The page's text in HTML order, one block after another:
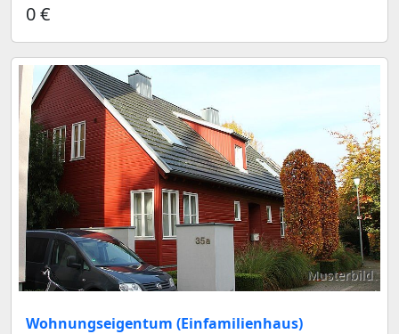
0 €
Musterbild
Wohnungseigentum (Einfamilienhaus)